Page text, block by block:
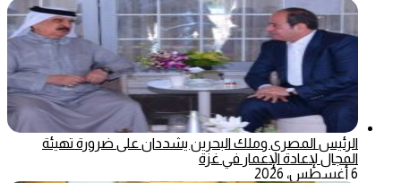
الرئيس المصري وملك البحرين يشددان على ضرورة تهيئة
المجال لإعادة الإعمار في غزة
6 أغسطس، 2026